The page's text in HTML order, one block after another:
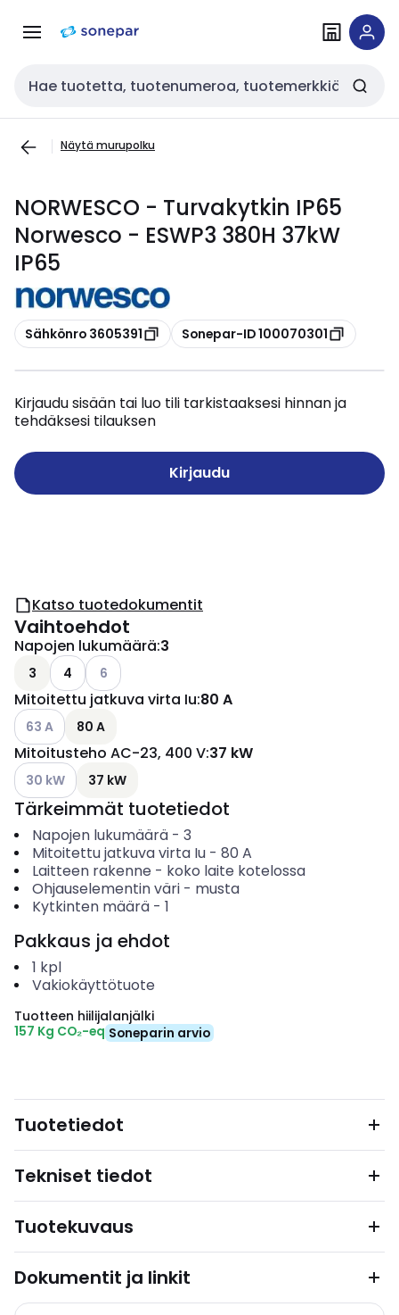
navigointiinsisältöön
Haku
Näytä murupolku
NORWESCO - Turvakytkin IP65
Norwesco - ESWP3 380H 37kW
IP65
Kopioi
Sähkönro 3605391 Kopioi
Sonepar-ID 100070301
Kirjaudu sisään tai luo tili tarkistaaksesi hinnan ja
tehdäksesi tilauksen
Kirjaudu
Katso tuotedokumentit
Vaihtoehdot
Napojen lukumäärä:3
3 4 Katso käytettävissä olevat vaihtoehdot
6
Mitoitettu jatkuva virta Iu:80 A
Katso käytettävissä olevat vaihtoehdot
63 A 80 A
Mitoitusteho AC-23, 400 V:37 kW
Katso käytettävissä olevat vaihtoehdot
30 kW 37 kW
Tärkeimmät tuotetiedot
Napojen lukumäärä- 3
Mitoitettu jatkuva virta Iu- 80 A
Laitteen rakenne - koko laite kotelossa
Ohjauselementin väri- musta
Kytkinten määrä- 1
Pakkaus ja ehdot
1 kpl
Vakiokäyttötuote
Tuotteen hiilijalanjälki
157 Kg CO₂-eq Soneparin arvio
Tuotetiedot
Tekniset tiedot
Tuotekuvaus
Dokumentit ja linkit